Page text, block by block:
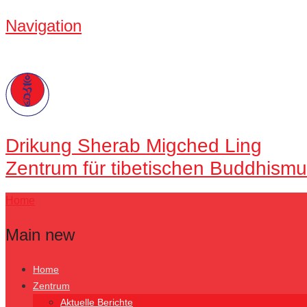
Navigation
Drikung Sherab Migched Ling
Zentrum für tibetischen
Home
Main new
Home
Zentrum
Aktuelle Berichte